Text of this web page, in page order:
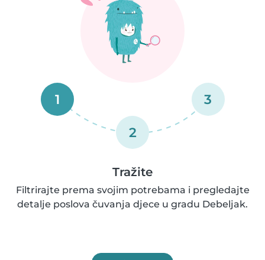
1
2
3
Tražite
Filtrirajte prema svojim potrebama i pregledajte
detalje poslova čuvanja djece u gradu Debeljak.